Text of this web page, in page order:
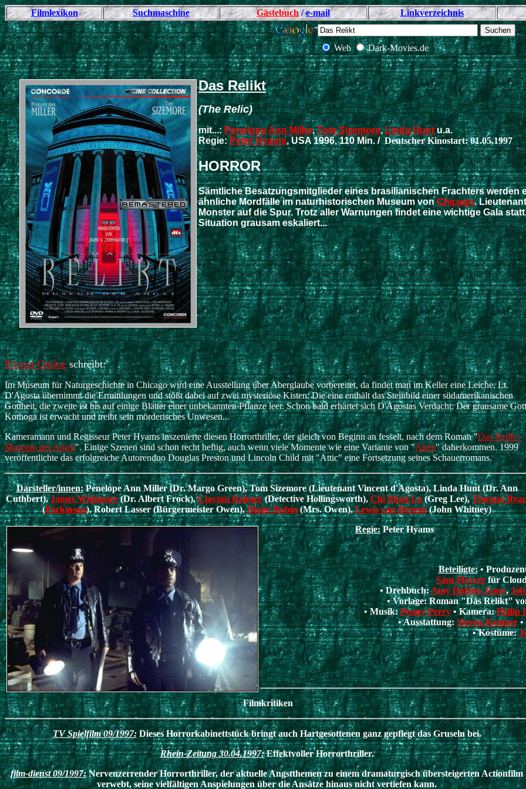
Filmlexikon Suchmaschine Gästebuch/e-mail Linkverzeichnis
Web Dark-Movies.de
Das Relikt
(The Relic)
mit...: Penelope Ann Miller,Tom Sizemore,Linda Hunt u.a.
Regie:Peter Hyams, USA 1996, 110 Min. /Deutscher Kinostart: 01.05.1997
HORROR
Sämtliche Besatzungsmitglieder eines brasilianischen Frachters werden
ähnliche Mordfälle im naturhistorischen Museum vonChicago.
Monster auf die Spur. Trotz aller Warnungen findet eine wichtige Gala
Situation grausam eskaliert...
Prisma-Onlineschreibt:
Im Museum für Naturgeschichte in Chicago wird eine Ausstellung über Aberglaube vorbereitet, da findet man im Keller eine Leiche. Lt.
D'Agosta übernimmt die Ermittlungen und stößt dabei auf zwei mysteriöse Kisten: Die eine enthält das Steinbild einer südamerikanischen
Gottheit, die zweite ist bis auf einige Blätter einer unbekannten Pflanze leer. Schon bald erhärtet sich D'Agostas Verdacht: Der grausame Gott
Kothoga ist erwacht und treibt sein mörderisches Unwesen...
Kameramann und Regisseur Peter Hyams inszenierte diesen Horrorthriller, der gleich von Beginn an fesselt, nach dem Roman "Das Relikt -
Museum der Angst". Einige Szenen sind schon recht heftig, auch wenn viele Momente wie eine Variante von "Alien" daherkommen. 1999
veröffentlichte das erfolgreiche Autorenduo Douglas Preston und Lincoln Child mit "Attic" eine Fortsetzung seines Schauerromans.
Darsteller/innen:Penelope Ann Miller (Dr. Margo Green), Tom Sizemore (Lieutenant Vincent d'Agosta), Linda Hunt (Dr. Ann
Cuthbert),James Whitmore(Dr. Albert Frock),Clayton Rohner(Detective Hollingsworth), Chi Muoi Lo(Greg Lee),Thomas
(Parkinson), Robert Lasser (Bürgermeister Owen),Diane Robin(Mrs. Owen),Lewis van Bergen(John Whitney)
Regie:Peter Hyams
Beteiligte:•
Sam Mercerfür
• Drehbuch:Amy Holden Jones,
• Vorlage: Roman "Das Relikt"
• Musik:Penny Perry • Kamera:Philip
• Ausstattung: Steven Kemper
• Kostüme:
Filmkritiken
TV Spielfilm 09/1997: Dieses Horrorkabinettstück bringt auch Hartgesottenen ganz gepflegt das Gruseln bei.
Rhein-Zeitung 30.04.1997: Effektvoller Horrorthriller.
film-dienst 09/1997: Nervenzerrender Horrorthriller, der aktuelle Angstthemen zu einem dramaturgisch übersteigerten Actionfilm
verwebt, seine vielfältigen Anspielungen über die Ansätze hinaus nicht vertiefen kann.